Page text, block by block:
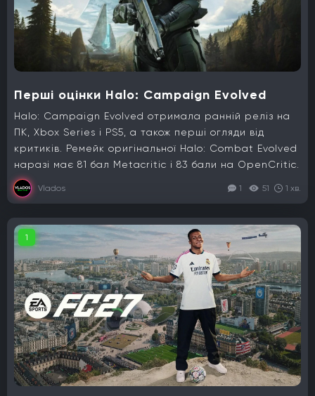
Перші оцінки Halo: Campaign Evolved
Halo: Campaign Evolved отримала ранній реліз на
ПК, Xbox Series і PS5, а також перші огляди від
критиків. Ремейк оригінальної Halo: Combat Evolved
наразі має 81 бал Metacritic і 83 бали на OpenCritic.
Vlados 1 51 1 хв.
1